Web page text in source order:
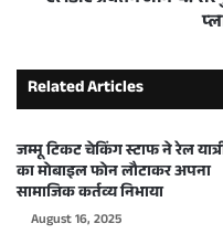
Related Articles
जम्मू टिकट चेकिंग स्टाफ ने रेल
का मोबाइल फोन लौटाकर अपना
सामाजिक कर्तव्य निभाया
August 16, 2025